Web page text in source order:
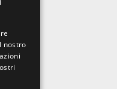
nostro